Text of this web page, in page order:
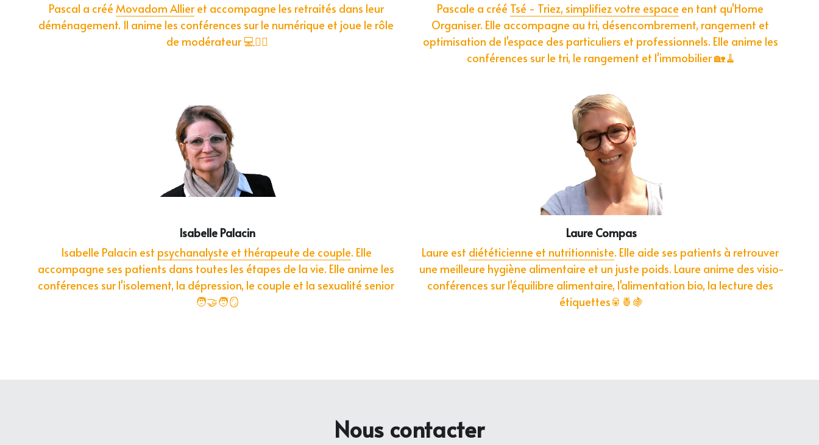
Pascal a créé Movadom Allier et accompagne les retraités dans leur
déménagement. Il anime les conférences sur le numérique et joue le rôle
de modérateur 💻🦸‍♂️
Pascale a créé Tsé - Triez, simplifiez votre espace en tant qu'Home
Organiser. Elle accompagne au tri, désencombrement, rangement et
optimisation de l'espace des particuliers et professionnels. Elle anime les
conférences sur le tri, le rangement et l'immobilier 🏡🧹
Isabelle Palacin
Isabelle Palacin est psychanalyste et thérapeute de couple. Elle
accompagne ses patients dans toutes les étapes de la vie. Elle anime les
conférences sur l'isolement, la dépression, le couple et la sexualité senior
🧑‍🤝‍🧑🪞
Laure Compas
Laure est diététicienne et nutritionniste. Elle aide ses patients à retrouver
une meilleure hygiène alimentaire et un juste poids. Laure anime des visio-
conférences sur l'équilibre alimentaire, l'alimentation bio, la lecture des
étiquettes🥫🍍🍇
Nous contacter